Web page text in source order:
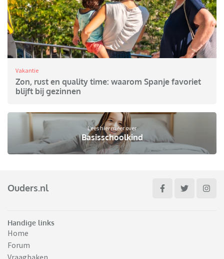
Vakantie
Zon, rust en quality time: waarom Spanje favoriet
blijft bij gezinnen
Lees hier meer over
Basisschoolkind
Ouders.nl
Handige links
Home
Forum
Vraagbaken